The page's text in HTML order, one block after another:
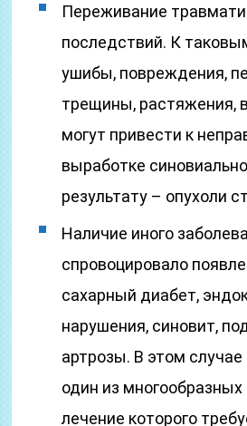
Переживание
последствий. К
ушибы, повреждения,
трещины, растяжения,
могут привести к
выработке
результату – опухоли
Наличие иного
спровоцировало
сахарный диабет,
нарушения, синовит,
артрозы. В этом
один из
лечение которого